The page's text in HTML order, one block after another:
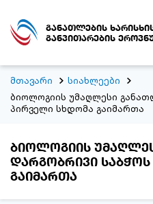
განათლების
განვითარების
მთავარი
სიახლეები
ბიოლოგიის უმაღლესი
პირველი სხდომა გაიმართა
ბიოლოგიის
დარგობრივი
გაიმართა